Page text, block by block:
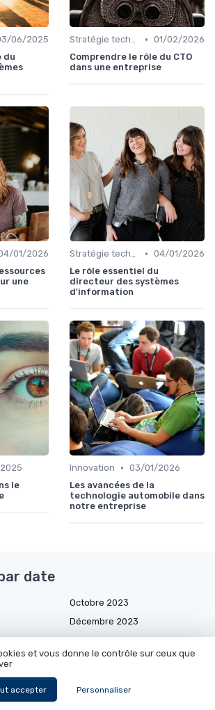
06/2025
du
Stratégie technologique • 01/02/2026
Comprendre le rôle du CTO
dans une entreprise
01/2026
une
Stratégie technologique • 04/01/2026
Le rôle essentiel du
directeur des systèmes
d'information
le
Innovation • 03/01/2026
Les avancées de la
technologie automobile dans
notre entreprise
date
Octobre 2023
Décembre 2023
Février 2024
Décembre 2024
et vous donne le contrôle sur ceux que
accepter Personnaliser